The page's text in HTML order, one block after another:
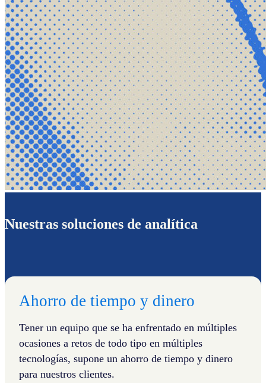
Nuestras soluciones de analítica
Ahorro de tiempo y dinero
Tener un equipo que se ha enfrentado en múltiples
ocasiones a retos de todo tipo en múltiples
tecnologías, supone un ahorro de tiempo y dinero
para nuestros clientes.